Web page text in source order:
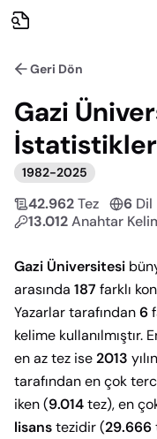
Geri Dön
Gazi
1982-2025
42.962Tez 6 Dil
13.012Anahtar
Gazi Üniversitesi
arasında 187 farklı
Yazarlar tarafından6
kelime kullanılmıştır.
en az tez ise2013
tarafından en çok
iken (9.014tez), en
lisanstezidir (29.666